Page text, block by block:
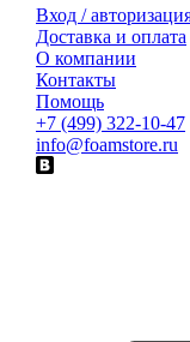
Вход /
Доставка и оплата
О компании
Контакты
Помощь
+7 (499) 322-10-47
info@foamstore.ru